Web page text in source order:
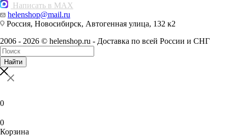
Написать в MAX
helenshop@mail.ru
Россия, Новосибирск, Автогенная улица, 132 к2
2006 - 2026 © helenshop.ru - Доставка по всей России и СНГ
Найти
0
0
Корзина